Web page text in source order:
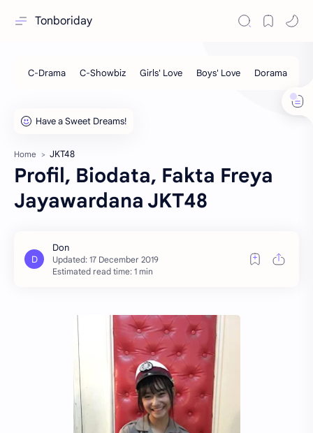
Tonboriday
Home JKT48
Profil, Biodata, Fakta Freya
Jayawardana JKT48
Estimated read time: 1 min